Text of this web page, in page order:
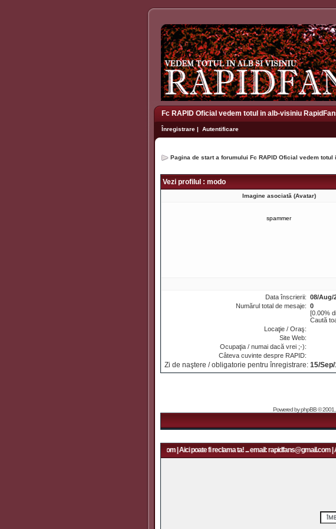
Fc RAPID Oficial vedem totul in alb-visiniu
Înregistrare | Autentificare
Pagina de start a forumului Fc RAPID Oficial vedem totul
Vezi profilul : modo
Imagine asociată (Avatar)
spammer
Data înscrierii: 08/Aug/
Numărul total de mesaje: 0
[0.00%
Caută
Locaţie / Oraş:
Site Web:
Ocupaţia / numai dacă vrei ;-):
Câteva cuvinte despre RAPID:
Zi de naştere / obligatorie pentru înregistrare: 15/
Powered byphpBB© 2001,
Aici poate fi reclama ta! ... email: rapidfans@gmail.com | Aici poate fi reclama ta! ... email: rapidfans@gmail.com |